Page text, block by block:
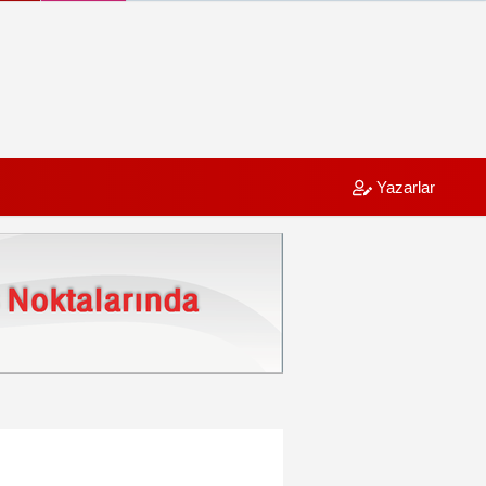
Yazarlar